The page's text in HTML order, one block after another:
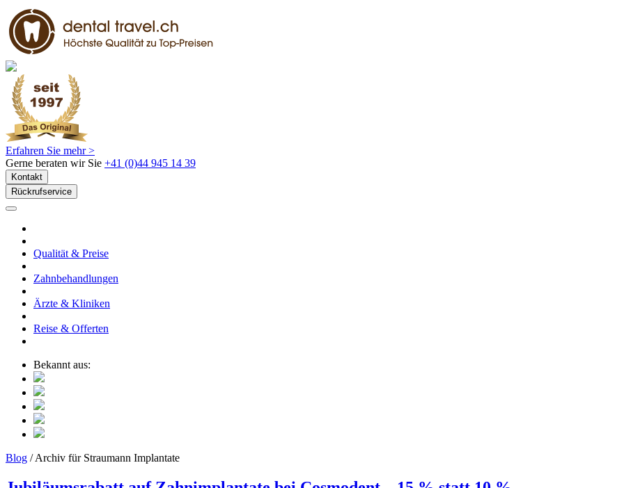
Erfahren Sie mehr >
Gerne beraten wir Sie +41 (0)44 945 14 39
Kontakt
Rückrufservice
Qualität & Preise
Zahnbehandlungen
Ärzte & Kliniken
Reise & Offerten
Bekannt aus:
Blog / Archiv für Straumann Implantate